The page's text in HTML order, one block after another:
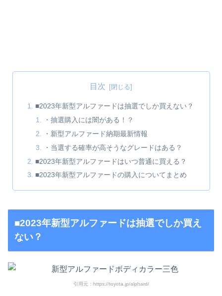
目次
■2023年新型アルファードは抽選でしか買えない？
・抽選購入には闇がある！？
・新型アルファード納期最新情報
・当選する確率が高そうなグレードはある？
■2023年新型アルファードはいつ普通に買える？
■2023年新型アルファードの購入についてまとめ
■2023年新型アルファードは抽選でしか買え
ない？
引用元：https://toyota.jp/alphard/